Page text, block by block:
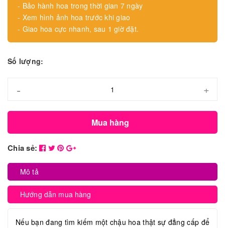
- Bảo hành hoa trong thời gian 7 ngày
- Xem hình ảnh hoa trước khi giao
- Giao hoa cực nhanh, sau 1 giờ đặt.
Số lượng:
- +
Mua hàng
Chia sẻ:
Mô tả
Hướng dẫn mua hàng
Nếu bạn đang tìm kiếm một chậu hoa thật sự đẳng cấp để